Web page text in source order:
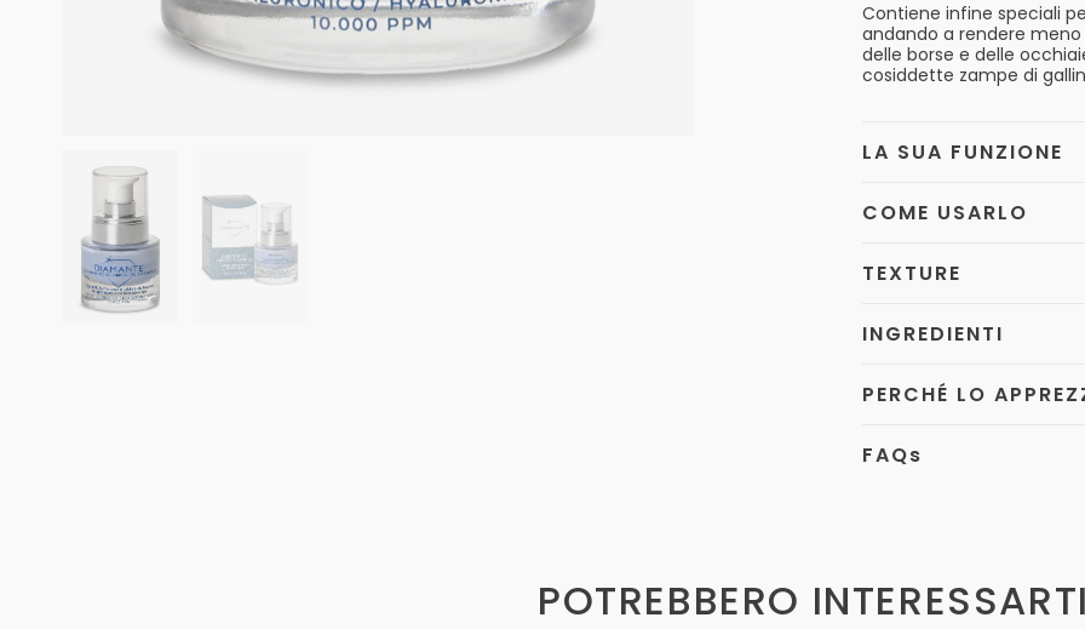
Contiene infine speciali
andando a rendere
delle borse e delle
cosiddette zampe di
LA SUA FUNZIONE
COME USARLO
TEXTURE
INGREDIENTI
PERCHÉ LO
FAQs
POTREBBERO